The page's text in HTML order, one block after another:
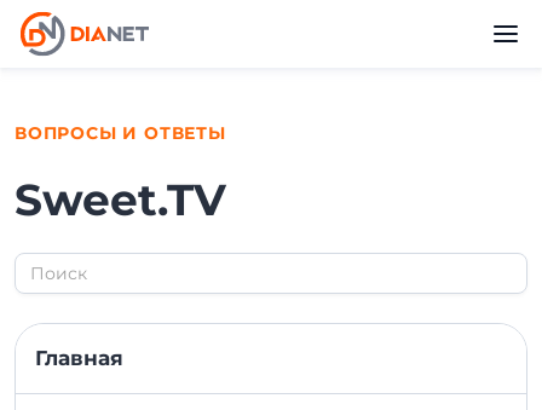
ВОПРОСЫ И ОТВЕТЫ
Sweet.TV
Главная